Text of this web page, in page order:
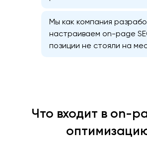
Мы как компания
настраиваем on-page
позиции не стояли на
Что входит в on-